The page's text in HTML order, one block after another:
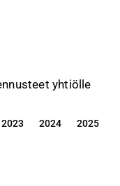
yhtiölle
2023 2024 2025
2023 2024 2025